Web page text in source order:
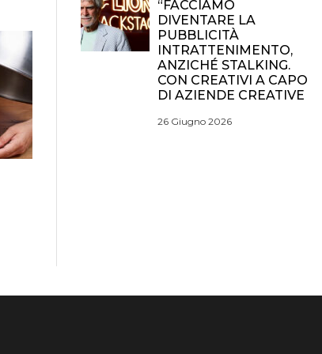
“FACCIAMO
DIVENTARE LA
PUBBLICITÀ
INTRATTENIMENTO,
ANZICHÉ STALKING.
CON CREATIVI A CAPO
DI AZIENDE CREATIVE
26 Giugno 2026